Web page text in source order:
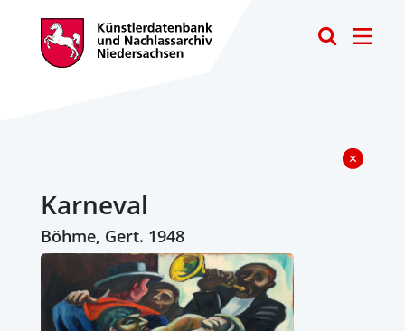
Karneval
Böhme, Gert. 1948